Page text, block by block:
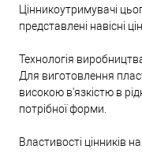
Цінникоутримувачі
представлені навісні
Технологія
Для виготовлення
високою в'язкістю в
потрібної форми.
Властивості цінників на